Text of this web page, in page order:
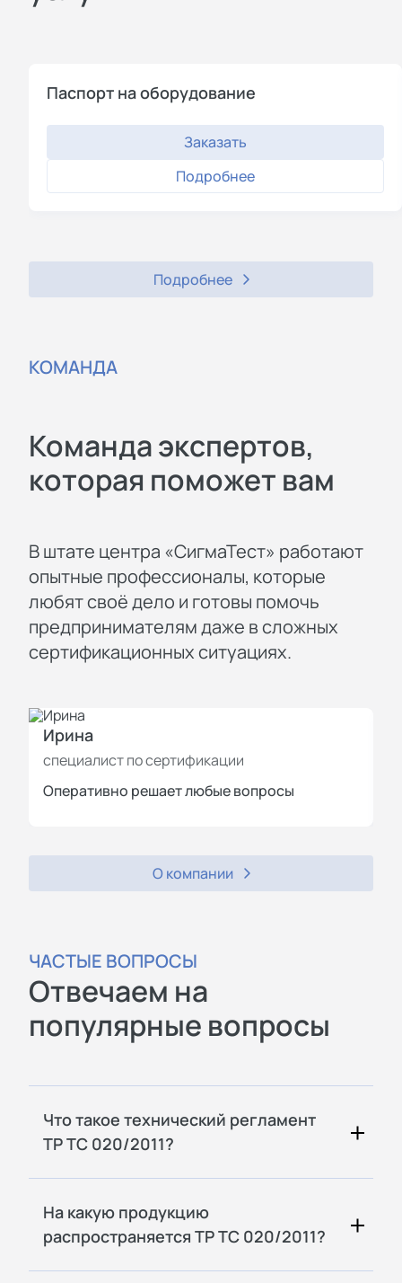
Паспорт на оборудование
Заказать
Подробнее
Подробнее
КОМАНДА
Команда экспертов,
которая поможет вам
В штате центра «СигмаТест» работают
опытные профессионалы, которые
любят своё дело и готовы помочь
предпринимателям даже в сложных
сертификационных ситуациях.
Ирина
специалист по сертификации
Оперативно решает любые вопросы
О компании
ЧАСТЫЕ ВОПРОСЫ
Отвечаем на
популярные вопросы
Что такое технический регламент
ТР ТС 020/2011?
На какую продукцию
распространяется ТР ТС 020/2011?